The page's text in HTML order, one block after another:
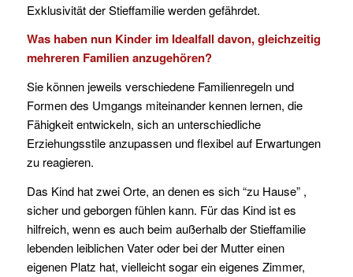
Exklusivität der Stieffamilie werden gefährdet.
Was haben nun Kinder im Idealfall davon, gleichzeitig
mehreren Familien anzugehören?
Sie können jeweils verschiedene Familienregeln und
Formen des Umgangs miteinander kennen lernen, die
Fähigkeit entwickeln, sich an unterschiedliche
Erziehungsstile anzupassen und flexibel auf Erwartungen
zu reagieren.
Das Kind hat zwei Orte, an denen es sich “zu Hause” ,
sicher und geborgen fühlen kann. Für das Kind ist es
hilfreich, wenn es auch beim außerhalb der Stieffamilie
lebenden leiblichen Vater oder bei der Mutter einen
eigenen Platz hat, vielleicht sogar ein eigenes Zimmer,